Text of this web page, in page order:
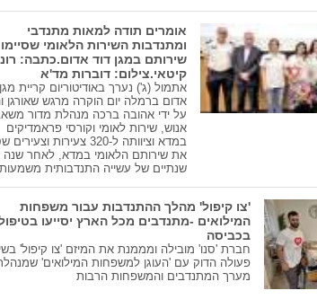
אומרים תודה למאות מתנדבי
ומתנדבות השירות הלאומי
שירותם במגן דוד אדום.כתבה:
קיטאי.צילום: דוברות מד'א
אתמול (ג') נערך באודיטוריום קריית
אדום ברמלה יום הוקרה מרגש שאורגן
על ידי אהובה ברכה מנהלת מדור
אנוש, שירות לאומי וקורסי פראמדיקים
במדא וציוותה ל-320 צעירות
את שירותם הלאומי במדא, לאחר שנה
שנתיים של עשייה התנדבותית
'צו קיפול' מהלך ההתנדבות עבור משפחות
המילואים -מתנדבים מכל הארץ יסייעו
בכביסה
חברת 'סנו' מובילה ומממנת את המיזם 'צו קיפול'
פעולה הדוק עם 'העוגן למשפחות המילואים'
מערך המתנדבים והמשפחות הרבות